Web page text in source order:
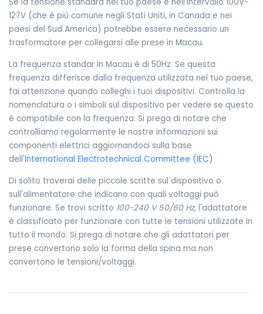
Se la tensione standard nel tuo paese è nell'intervallo 100V-
127V (che è più comune negli Stati Uniti, in Canada e nei
paesi del Sud America) potrebbe essere necessario un
trasformatore per collegarsi alle prese in Macau.
La frequenza standar in Macau è di 50Hz. Se questa
frequenza differisce dalla frequenza utilizzata nel tuo paese,
fai attenzione quando colleghi i tuoi dispositivi. Controlla la
nomenclatura o i simboli sul dispositivo per vedere se questo
è compatibile con la frequenza. Si prega di notare che
controlliamo regolarmente le nostre informazioni sui
componenti elettrici aggiornandoci sulla base
dell'International Electrotechnical Committee (IEC)
Di solito troverai delle piccole scritte sul dispositivo o
sull'alimentatore che indicano con quali voltaggi può
funzionare. Se trovi scritto 100-240 V 50/60 Hz, l'adattatore
è classificato per funzionare con tutte le tensioni utilizzate in
tutto il mondo. Si prega di notare che gli adattatori per
prese convertono solo la forma della spina ma non
convertono le tensioni/voltaggi.